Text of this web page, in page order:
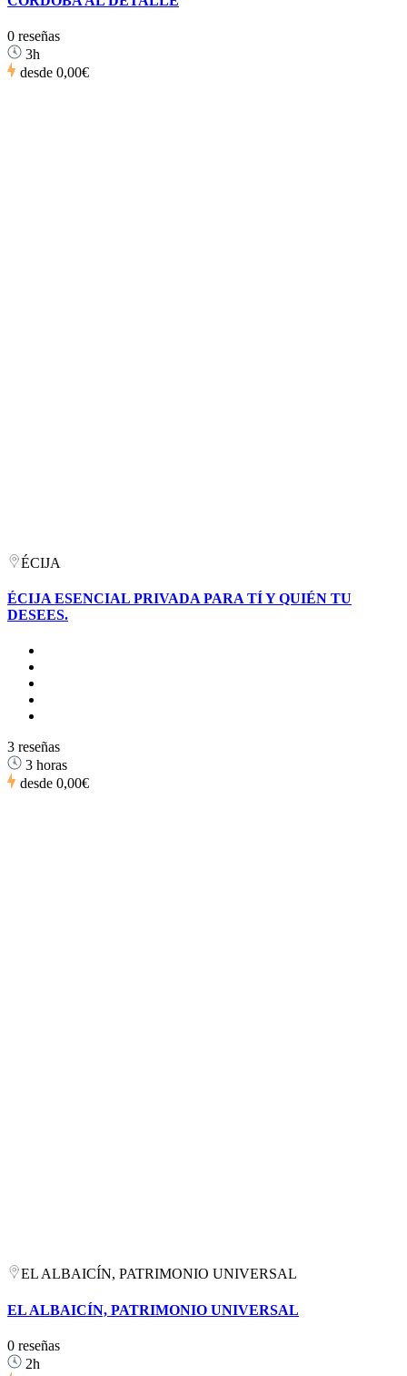
0 reseñas
3h
desde 0,00€
ÉCIJA
ÉCIJA ESENCIAL PRIVADA PARA TÍ Y QUIÉN TU
DESEES.
3 reseñas
3 horas
desde 0,00€
EL ALBAICÍN, PATRIMONIO UNIVERSAL
EL ALBAICÍN, PATRIMONIO UNIVERSAL
0 reseñas
2h